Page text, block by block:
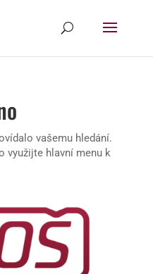
vašemu hledání.
využijte hlavní menu k